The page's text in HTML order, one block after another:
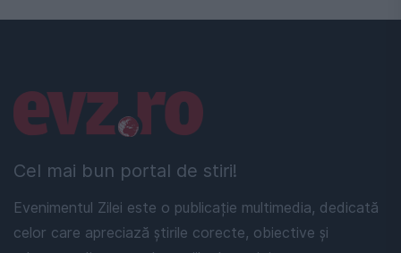
Cel mai bun portal de stiri!
Evenimentul Zilei este o publicație multimedia, dedicată
celor care apreciază știrile corecte, obiective și
Linkuri utile